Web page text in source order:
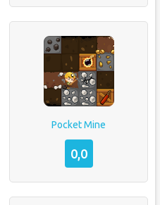
Pocket Mine
0,0